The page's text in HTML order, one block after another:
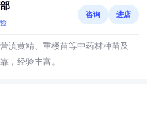
咨询 进店
滇黄精、重楼苗等中药材种苗及
，经验丰富。